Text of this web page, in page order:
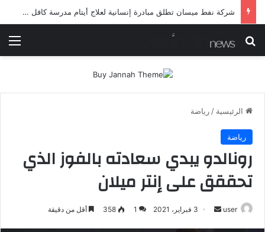
شرطة ميسان تلقي القبض على مطلقي العيارات النارية أثناء تشييع جنائزي في العمارة
بحث عن
الرئيسية / رياضة
رياضة
رونالدو يبدي سعادته بالفوز الذي
تحققق على إنتر ميلان
user
أرسل 3 فبراير، 2021 1
358 أقل من دقيقة